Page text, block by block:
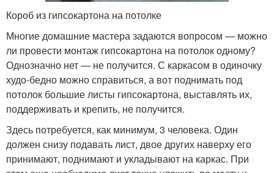
Короб из гипсокартона на потолке
Многие домашние мастера задаются вопросом — можно
ли провести монтаж гипсокартона на потолок одному?
Однозначно нет — не получится. С каркасом в одиночку
худо-бедно можно справиться, а вот поднимать под
потолок большие листы гипсокартона, выставлять их,
поддерживать и крепить, не получится.
Здесь потребуется, как минимум, 3 человека. Один
должен снизу подавать лист, двое других наверху его
принимают, поднимают и укладывают на каркас. При